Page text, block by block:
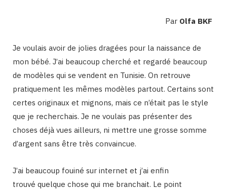
Par Olfa BKF
Je voulais avoir de jolies dragées pour la naissance de
mon bébé. J’ai beaucoup cherché et regardé beaucoup
de modèles qui se vendent en Tunisie. On retrouve
pratiquement les mêmes modèles partout. Certains sont
certes originaux et mignons, mais ce n’était pas le style
que je recherchais. Je ne voulais pas présenter des
choses déjà vues ailleurs, ni mettre une grosse somme
d’argent sans être très convaincue.
J’ai beaucoup fouiné sur internet et j’ai enfin
trouvé quelque chose qui me branchait. Le point